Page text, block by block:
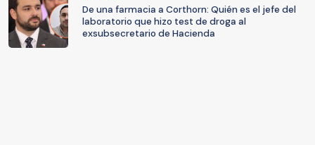
De una farmacia a Corthorn: Quién es el jefe del
laboratorio que hizo test de droga al
exsubsecretario de Hacienda